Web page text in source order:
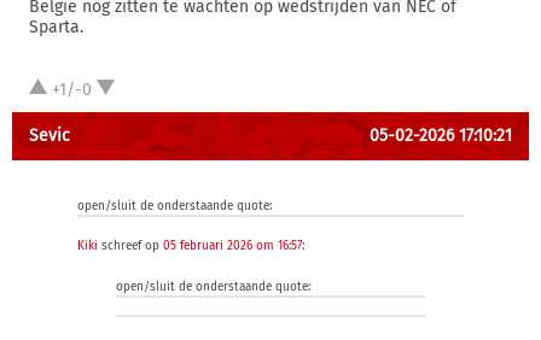
België nog zitten te wachten op wedstrijden van NEC of
Sparta.
+1/-0
Sevic 05-02-2026 17:10:21
open/sluit de onderstaande quote:
Kiki schreef op 05 februari 2026 om 16:57:
open/sluit de onderstaande quote: